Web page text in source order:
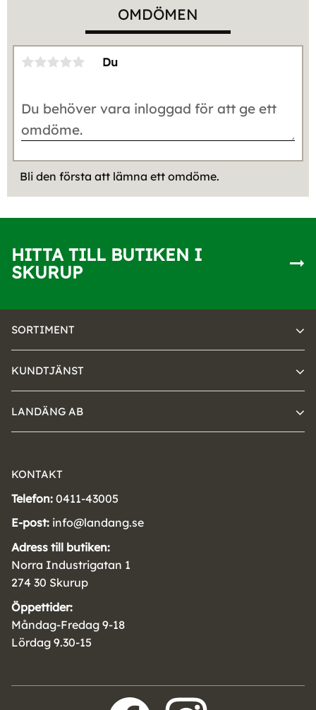
OMDÖMEN
Du
Bli den första att lämna ett omdöme.
HITTA TILL BUTIKEN I
SKURUP
SORTIMENT
KUNDTJÄNST
LANDÄNG AB
KONTAKT
Telefon: 0411-43005
E-post: info@landang.se
Adress till butiken:
Norra Industrigatan 1
274 30 Skurup
Öppettider:
Måndag-Fredag 9-18
Lördag 9.30-15